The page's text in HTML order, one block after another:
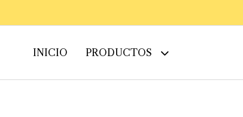
INICIO PRODUCTOS